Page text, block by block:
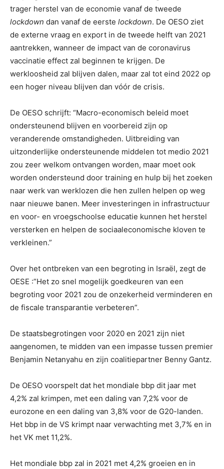
trager herstel van de economie vanaf de tweede
lockdown dan vanaf de eerste lockdown. De OESO ziet
de externe vraag en export in de tweede helft van 2021
aantrekken, wanneer de impact van de coronavirus
vaccinatie effect zal beginnen te krijgen. De
werkloosheid zal blijven dalen, maar zal tot eind 2022 op
een hoger niveau blijven dan vóór de crisis.
De OESO schrijft: “Macro-economisch beleid moet
ondersteunend blijven en voorbereid zijn op
veranderende omstandigheden. Uitbreiding van
uitzonderlijke ondersteunende middelen tot medio 2021
zou zeer welkom ontvangen worden, maar moet ook
worden ondersteund door training en hulp bij het zoeken
naar werk van werklozen die hen zullen helpen op weg
naar nieuwe banen. Meer investeringen in infrastructuur
en voor- en vroegschoolse educatie kunnen het herstel
versterken en helpen de sociaaleconomische kloven te
verkleinen.”
Over het ontbreken van een begroting in Israël, zegt de
OESE :”Het zo snel mogelijk goedkeuren van een
begroting voor 2021 zou de onzekerheid verminderen en
de fiscale transparantie verbeteren”.
De staatsbegrotingen voor 2020 en 2021 zijn niet
aangenomen, te midden van een impasse tussen premier
Benjamin Netanyahu en zijn coalitiepartner Benny Gantz.
De OESO voorspelt dat het mondiale bbp dit jaar met
4,2% zal krimpen, met een daling van 7,2% voor de
eurozone en een daling van 3,8% voor de G20-landen.
Het bbp in de VS krimpt naar verwachting met 3,7% en in
het VK met 11,2%.
Het mondiale bbp zal in 2021 met 4,2% groeien en in